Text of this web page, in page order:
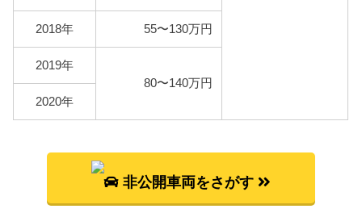
2018年 55〜130万円
2019年
80〜140万円
2020年
非公開車両をさがす